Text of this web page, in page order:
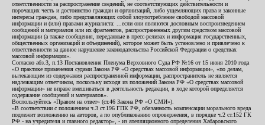
ответственности за распространение сведений, не соответствующих действительности и
порочащих честь и достоинство граждан и организаций, либо ущемляющих права и законные
интересы граждан, либо представляющих собой злоупотребление свободой массовой
информации и (или) правами журналиста: ...если они являются дословным воспроизведением
сообщений и материалов или их фрагментов, распространенных другим средством массовой
информации (а также сообщения, переданные в пресс-релизах и информация государственных,
общественных организаций и объединений), которое может быть установлено и привлечено к
ответственности за данное нарушение законодательства Российской Федерации о средствах
массовой информации».
Согласно абз.3, п.13 Постановления Пленума Верховного Суда РФ №16 от 15 июня 2010 года
«О практике применения судами Закона РФ «О средствах массовой информации», «по делам,
вытекающим из содержания распространенной информации, распространитель не является
надлежащим ответчиком, поскольку исходя из положений Закона РФ «О средствах массовой
информации» не вправе вмешиваться в деятельность редакции, в ходе которой определяется
содержание сообщений и материалов».
Воспользуйтесь «Правом на ответ» (ст.46 Закона РФ «О СМИ»).
«В соответствии с положением ч.3 ст.196 ГПК РФ, обязанность компенсации морального вреда
подлежит возложению на авторов, а по опубликованию опровержения, в порядке ч.2 ст.152 ГК
РФ - на учредителя и главного редактор», - из апелляционного определения Хабаровского